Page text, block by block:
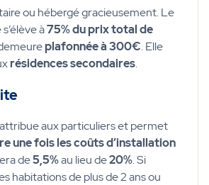
ou hébergé gracieusement. Le
à75% du prix total de
plafonnée à 300€. Elle
résidences secondaires.
aux particuliers et permet
une fois les coûts d’installation
de5,5%au lieu de20%. Si
habitations de plus de 2 ans ou